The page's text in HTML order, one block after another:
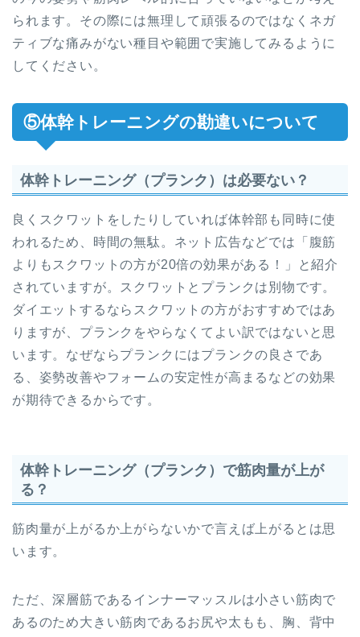
られます。その際には無理して頑張るのではなくネガ
ティブな痛みがない種目や範囲で実施してみるように
してください。
⑤体幹トレーニングの勘違いについて
体幹トレーニング（プランク）は必要ない？
良くスクワットをしたりしていれば体幹部も同時に使
われるため、時間の無駄。ネット広告などでは「腹筋
よりもスクワットの方が20倍の効果がある！」と紹介
されていますが。スクワットとプランクは別物です。
ダイエットするならスクワットの方がおすすめではあ
りますが、プランクをやらなくてよい訳ではないと思
います。なぜならプランクにはプランクの良さであ
る、姿勢改善やフォームの安定性が高まるなどの効果
が期待できるからです。
体幹トレーニング（プランク）で筋肉量が上が
る？
筋肉量が上がるか上がらないかで言えば上がるとは思
います。
ただ、深層筋であるインナーマッスルは小さい筋肉で
あるのため大きい筋肉であるお尻や太もも、胸、背中